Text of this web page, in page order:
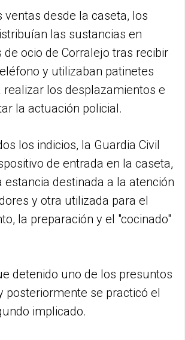
ventas desde la caseta, los
las sustancias en
de ocio de Corralejo tras recibir
y utilizaban patinetes
los desplazamientos e
la actuación policial.
los indicios, la Guardia Civil
de entrada en la caseta,
estancia destinada a la atención
y otra utilizada para el
la preparación y el "cocinado"
detenido uno de los presuntos
posteriormente se practicó el
implicado.